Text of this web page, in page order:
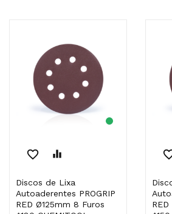
favorite_border equalizer
Discos de Lixa
Autoaderentes PROGRIP
RED Ø125mm 8 Furos
Discos de Lixa